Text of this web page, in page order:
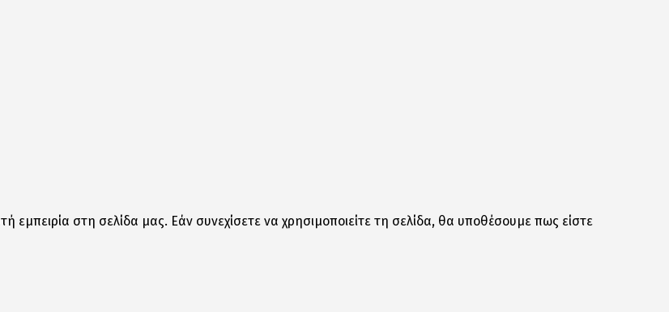
στη σελίδα μας. Εάν συνεχίσετε να χρησιμοποιείτε τη σελίδα, θα υποθέσουμε πως είστε